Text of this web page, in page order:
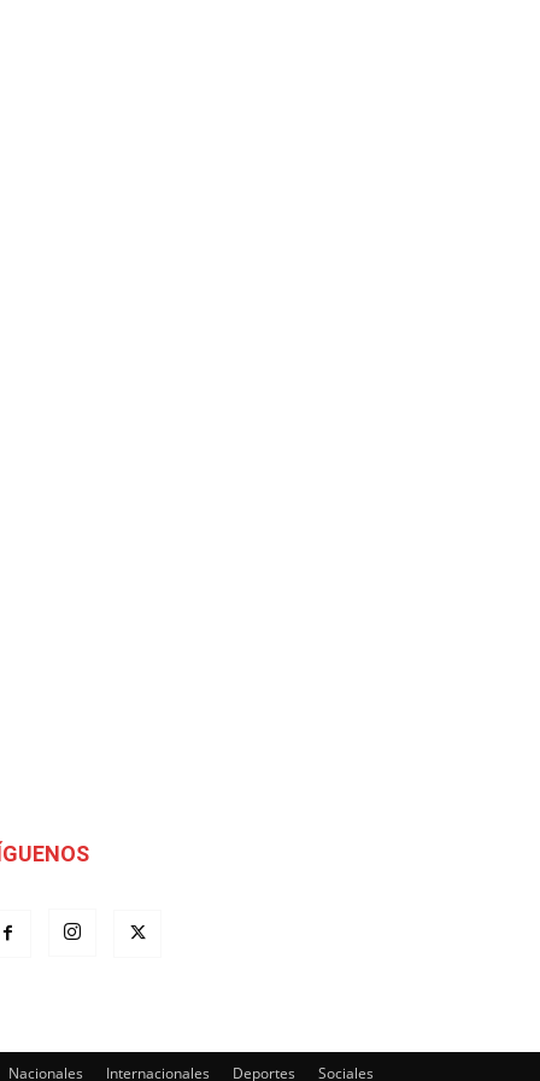
Nacionales Internacionales Deportes Sociales